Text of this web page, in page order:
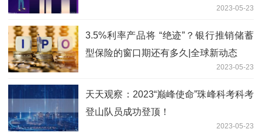
2023-05-23
3.5%利率产品将 “绝迹”？银行推销储蓄
型保险的窗口期还有多久|全球新动态
2023-05-23
天天观察：2023“巅峰使命”珠峰科考科考
登山队员成功登顶！
2023-05-23